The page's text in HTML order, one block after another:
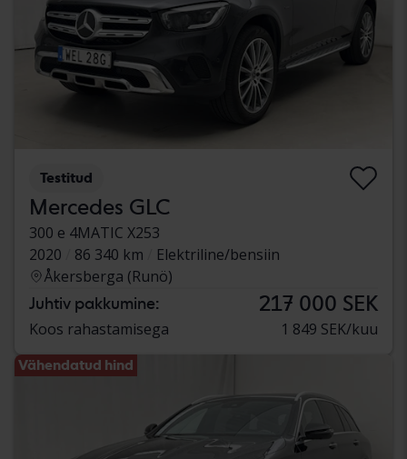
Testitud
Mercedes GLC
300 e 4MATIC X253
2020
86 340 km
Elektriline/bensiin
Åkersberga (Runö)
Juhtiv pakkumine: 217 000 SEK
Koos rahastamisega 1 849 SEK/kuu
Vähendatud hind